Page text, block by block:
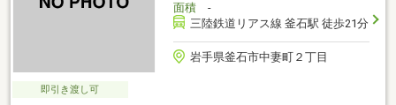
面積-
三陸鉄道リアス線 釜石駅 徒歩21分
岩手県釜石市中妻町２丁目
即引き渡し可